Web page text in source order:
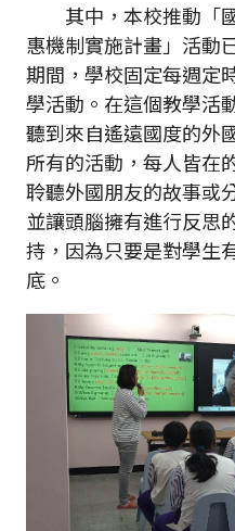
其中，本校推動「
惠機制實施計畫」活動
期間，學校固定每週定
學活動。在這個教學活
聽到來自遙遠國度的外
所有的活動，每人皆在
聆聽外國朋友的故事或
並讓頭腦擁有進行反思
持，因為只要是對學生
底。